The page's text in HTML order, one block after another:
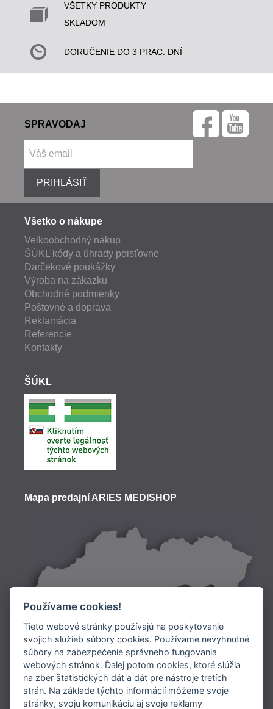
VŠETKY PRODUKTY
SKLADOM
DORUČENIE DO 3 PRAC. DNÍ
SPRAVODAJ
PRIHLÁSIŤ
Všetko o nákupe
Velkoobchodný nákup
ŠÚKL kódy a úhrady poisťovne
Darčekové poukážky
Výroba na zákazku
Obchodné podmienky
Poštovné a doprava
Reklamácia
Referencie
Kontakty
ŠÚKL
Mapa predajní ARIES MEDISHOP
Doprava:
Platba:
Používame cookies!
Tieto webové stránky používajú na poskytovanie
svojich služieb súbory cookies. Používame nevyhnutné
súbory na zabezpečenie správneho fungovania
webových stránok. Ďalej potom cookies, ktoré slúžia
na zber štatistických dát a dát pre nástroje tretích
strán. Na základe týchto informácií môžeme svoje
stránky, svoju komunikáciu aj svoje reklamy